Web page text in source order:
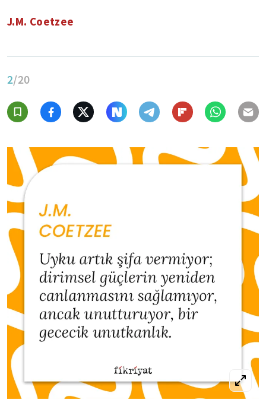
J.M. Coetzee
2/20